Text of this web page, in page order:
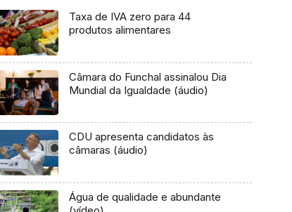
Taxa de IVA zero para 44
produtos alimentares
Câmara do Funchal assinalou Dia
Mundial da Igualdade (áudio)
CDU apresenta candidatos às
câmaras (áudio)
Água de qualidade e abundante